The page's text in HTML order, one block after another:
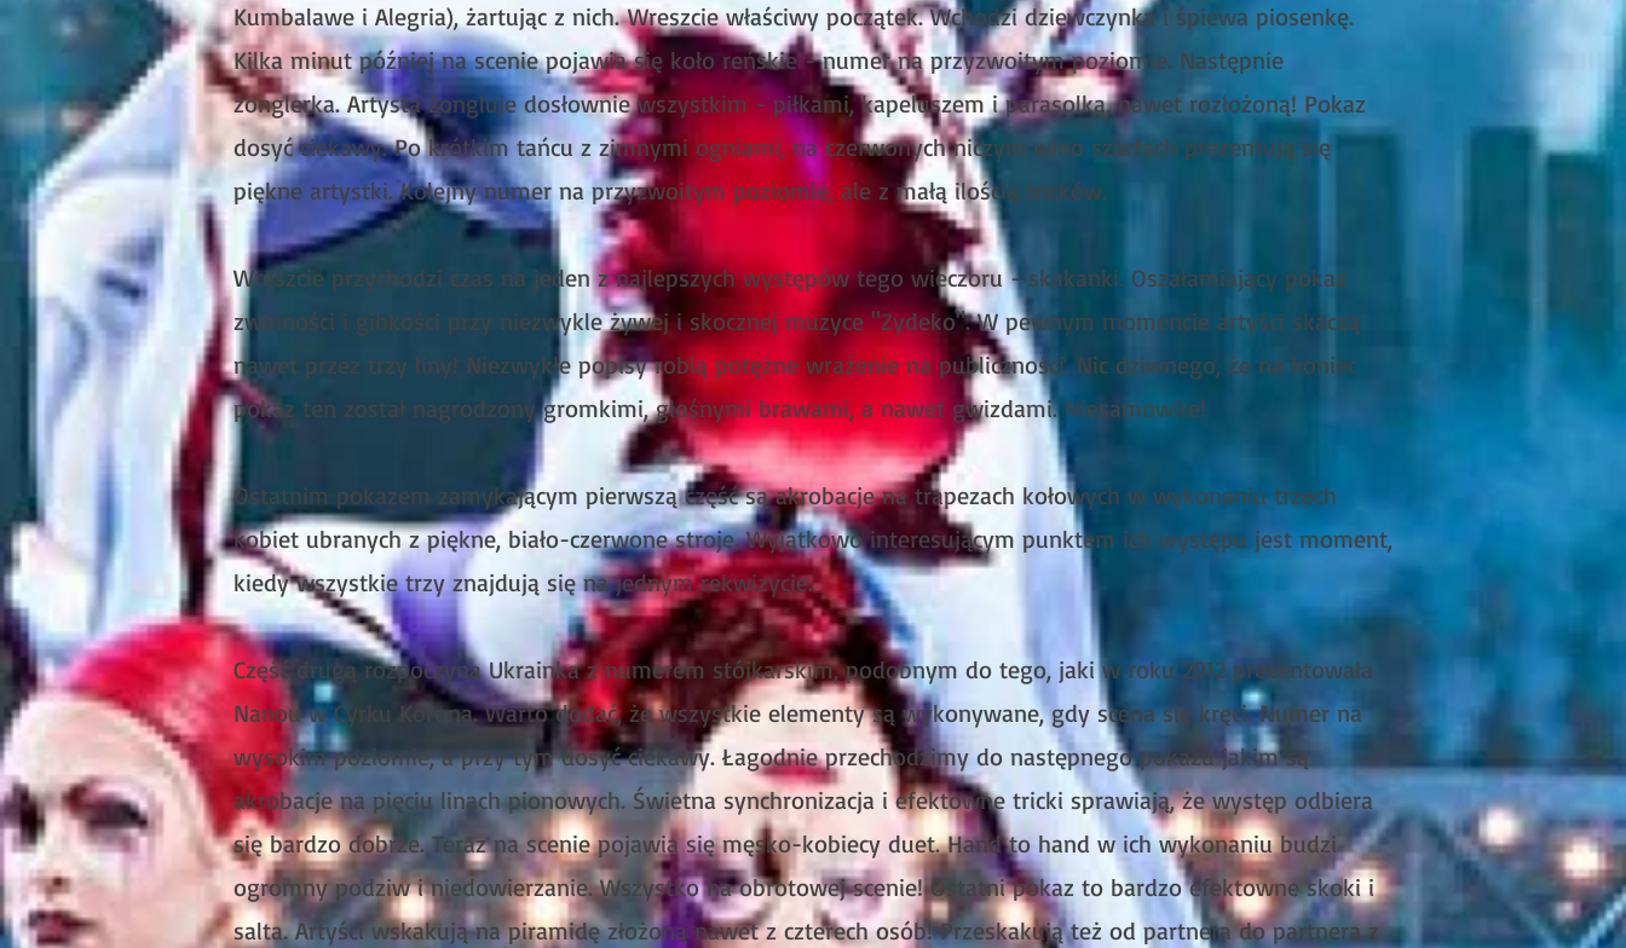
Kumbalawe i Alegria), żartując z nich.Wreszcie właściwy początek. Wchodzi dziewczynka i śpiewa piosenkę.
Kilka minut później na scenie pojawia się koło reńskie - numer na przyzwoitym poziomie. Następnie
żonglerka. Artysta żongluje dosłownie wszystkim - piłkami, kapeluszem i parasolką, nawet rozłożoną! Pokaz
dosyć ciekawy. Po krótkim tańcu z zimnymi ogniami, na czerwonych niczym wino szarfach prezentują się
piękne artystki. Kolejny numer na przyzwoitym poziomie, ale z małą ilością tricków.
Wreszcie przychodzi czas na jeden z najlepszych występów tego wieczoru - skakanki. Oszałamiający pokaz
zwinności i gibkości przy niezwykle żywej i skocznej muzyce "Zydeko". W pewnym momencie artyści skaczą
nawet przez trzy liny! Niezwykłe popisy robią potężne wrażenie na publiczności. Nic dziwnego, że na koniec
pokaz ten został nagrodzony gromkimi, głośnymi brawami, a nawet gwizdami. Niesamowite!
Ostatnim pokazem zamykającym pierwszą część są akrobacje na trapezach kołowych w wykonaniu trzech
kobiet ubranych z piękne, biało-czerwone stroje. Wyjątkowo interesującym punktem ich występu jest moment,
kiedy wszystkie trzy znajdują się na jednym rekwizycie.
Część drugą rozpoczyna Ukrainka z numerem stójkarskim, podobnym do tego, jaki w roku 2012 prezentowała
Nanou w Cyrku Korona. Warto dodać, że wszystkie elementy są wykonywane, gdy scena się kręci. Numer na
wysokim poziomie, a przy tym dosyć ciekawy. Łagodnie przechodzimy do następnego pokazu jakim są
akrobacje na pięciu linach pionowych. Świetna synchronizacja i efektowne tricki sprawiają, że występ odbiera
się bardzo dobrze. Teraz na scenie pojawia się męsko-kobiecy duet. Hand to hand w ich wykonaniu budzi
ogromny podziw i niedowierzanie. Wszystko na obrotowej scenie! Ostatni pokaz to bardzo efektowne skoki i
salta. Artyści wskakują na piramidę złożoną nawet z czterech osób! Przeskakują też od partnera do partnera z